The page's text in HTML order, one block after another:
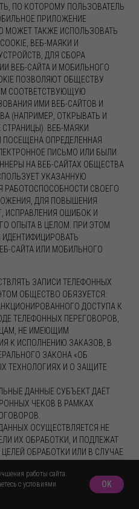
ПО КОТОРОМУ ПОЛЬЗОВАТЕЛЬ
ПРИЛОЖЕНИЕ
МОЖЕТ ТАКЖЕ ИСПОЛЬЗОВАТЬ
ВЕБ-МАЯКИ И
ДЛЯ СБОРА
ВЕБ-САЙТА И МОБИЛЬНОГО
ПОЗВОЛЯЮТ ОБЩЕСТВУ
СООТВЕТСТВУЮЩУЮ
ИМИ ВЕБ-САЙТОВ И
(НАПРИМЕР, ОТКРЫВАТЬ И
ВЕБ-МАЯКИ
ОПРЕДЕЛЕННАЯ
ПИСЬМО ИЛИ БЫЛИ
НА ВЕБ-САЙТАХ ОБЩЕСТВА
УКАЗАННУЮ
РАБОТОСПОСОБНОСТИ СВОЕГО
ДЛЯ ПОВЫШЕНИЯ
ИСПРАВЛЕНИЯ ОШИБОК И
ОПЫТА В ЦЕЛОМ. ПРИ ЭТОМ
САЙТА ИЛИ МОБИЛЬНОГО
ЗАПИСИ ТЕЛЕФОННЫХ
ОБЩЕСТВО ОБЯЗУЕТСЯ:
ДОСТУПА К
ТЕЛЕФОННЫХ ПЕРЕГОВОРОВ,
НЕ ИМЕЮЩИМ
К ИСПОЛНЕНИЮ ЗАКАЗОВ, В
ЗАКОНА «ОБ
ТЕХНОЛОГИЯХ И О ЗАЩИТЕ
ДАННЫЕ СУБЪЕКТ ДАЁТ
ЧЕКОВ В РАМКАХ
ОСУЩЕСТВЛЯЕТСЯ НЕ
ИХ ОБРАБОТКИ, И ПОДЛЕЖАТ
ОБРАБОТКИ ИЛИ В СЛУЧАЕ
ДАННЫХ
СЛУЧАЯХ: ВЫЯВЛЕН ФАКТ ИХ
ЦЕЛЬ ИХ ОБРАБОТКИ;
работы сайта.
с условиями
OK